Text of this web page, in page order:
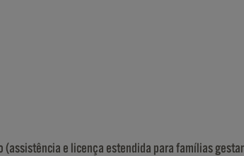
(assistência e licença estendida para famílias